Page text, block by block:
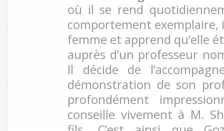
où il se rend
comportement exemplaire,
femme et apprend qu’elle
auprès d’un professeur
Il décide de
démonstration de son
profondément
conseille vivement à M.